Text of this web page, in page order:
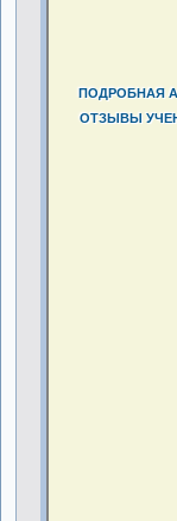
ПОДРОБНАЯ
ОТЗЫВЫ